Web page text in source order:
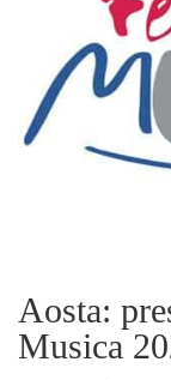
Aosta:
Musica